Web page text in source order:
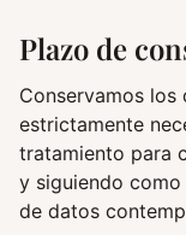
Plazo de
Conservamos
estrictamente
tratamiento para
y siguiendo
de datos